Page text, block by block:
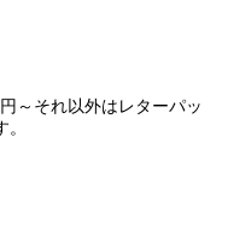
～それ以外はレターパッ